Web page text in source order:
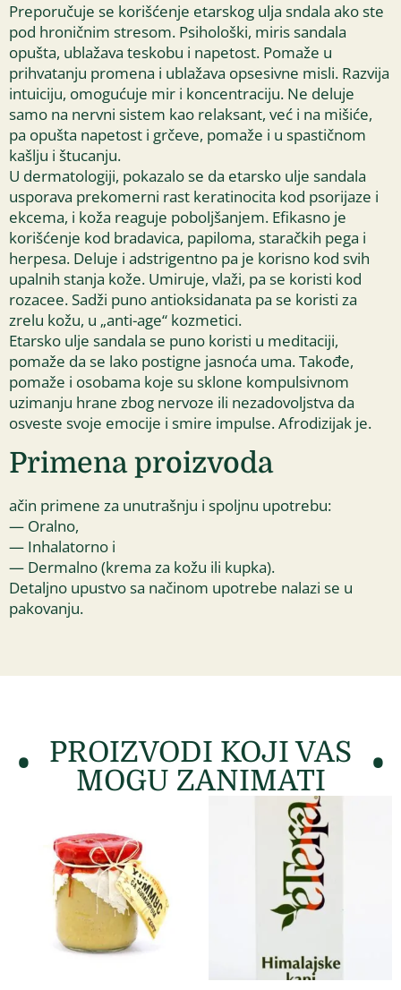
Preporučuje se korišćenje etarskog ulja sndala ako ste
pod hroničnim stresom. Psihološki, miris sandala
opušta, ublažava teskobu i napetost. Pomaže u
prihvatanju promena i ublažava opsesivne misli. Razvija
intuiciju, omogućuje mir i koncentraciju. Ne deluje
samo na nervni sistem kao relaksant, već i na mišiće,
pa opušta napetost i grčeve, pomaže i u spastičnom
kašlju i štucanju.
U dermatologiji, pokazalo se da etarsko ulje sandala
usporava prekomerni rast keratinocita kod psorijaze i
ekcema, i koža reaguje poboljšanjem. Efikasno je
korišćenje kod bradavica, papiloma, staračkih pega i
herpesa. Deluje i adstrigentno pa je korisno kod svih
upalnih stanja kože. Umiruje, vlaži, pa se koristi kod
rozacee. Sadži puno antioksidanata pa se koristi za
zrelu kožu, u „anti-age“ kozmetici.
Etarsko ulje sandala se puno koristi u meditaciji,
pomaže da se lako postigne jasnoća uma. Takođe,
pomaže i osobama koje su sklone kompulsivnom
uzimanju hrane zbog nervoze ili nezadovoljstva da
osveste svoje emocije i smire impulse. Afrodizijak je.
Primena proizvoda
ačin primene za unutrašnju i spoljnu upotrebu:
— Oralno,
— Inhalatorno i
— Dermalno (krema za kožu ili kupka).
Detaljno upustvo sa načinom upotrebe nalazi se u
pakovanju.
PROIZVODI KOJI VAS
MOGU ZANIMATI